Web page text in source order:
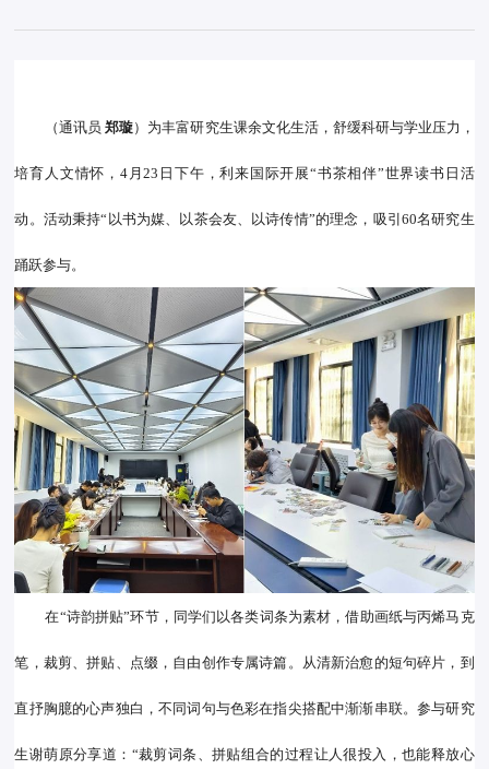
（通讯员 郑璇）为丰富研究生课余文化生活，舒缓科研与学业压力，
培育人文情怀，4月23日下午，利来国际开展“书茶相伴”世界读书日活
动。活动秉持“以书为媒、以茶会友、以诗传情”的理念，吸引60名研究生
踊跃参与。
在“诗韵拼贴”环节，同学们以各类词条为素材，借助画纸与丙烯马克
笔，裁剪、拼贴、点缀，自由创作专属诗篇。从清新治愈的短句碎片，到
直抒胸臆的心声独白，不同词句与色彩在指尖搭配中渐渐串联。参与研究
生谢萌原分享道：“裁剪词条、拼贴组合的过程让人很投入，也能释放心